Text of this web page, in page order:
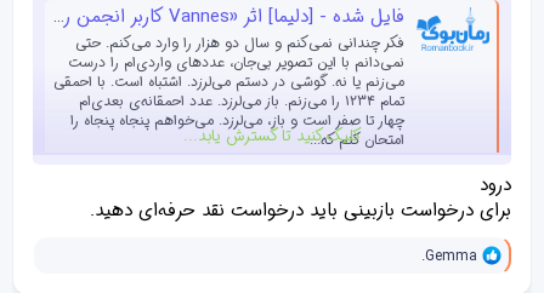
فایل شده - [دلیما] اثر «Vannes کاربر انجمن رمان بوک»
فکر چندانی نمی‌کنم و سال دو هزار را وارد می‌کنم. حتی
نمی‌دانم با این تصویر بی‌جان، عددهای واردی‌ام را درست
می‌زنم یا نه. گوشی در دستم می‌لرزد. اشتباه است. با احمقی
تمام ۱۲۳۴ را می‌زنم. باز می‌لرزد. عدد احمقانه‌ی بعدی‌ام
چهار تا صفر است و باز، می‌لرزد‌. می‌خواهم پنجاه پنجاه را
امتحان کنم که...
forumroman.com
کلیک کنید تا گسترش یابد...
درود
برای درخواست بازبینی باید درخواست نقد حرفه‌ای دهید.
و.Gemma